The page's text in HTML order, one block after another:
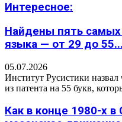
Интересное:
Найдены пять
языка — от 29 до 55...
05.07.2026
Институт Русистики
из патента на 55 букв,
Как в конце 1980-х